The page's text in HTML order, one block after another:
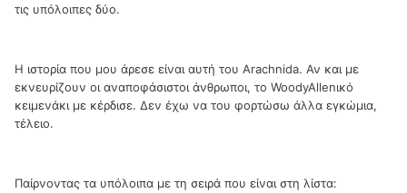
τις υπόλοιπες δύο.
Η ιστορία που μου άρεσε είναι αυτή του Arachnida. Αν και με
εκνευρίζουν οι αναποφάσιστοι άνθρωποι, το WoodyAllenικό
κειμενάκι με κέρδισε. Δεν έχω να του φορτώσω άλλα εγκώμια,
τέλειο.
Παίρνοντας τα υπόλοιπα με τη σειρά που είναι στη λίστα: